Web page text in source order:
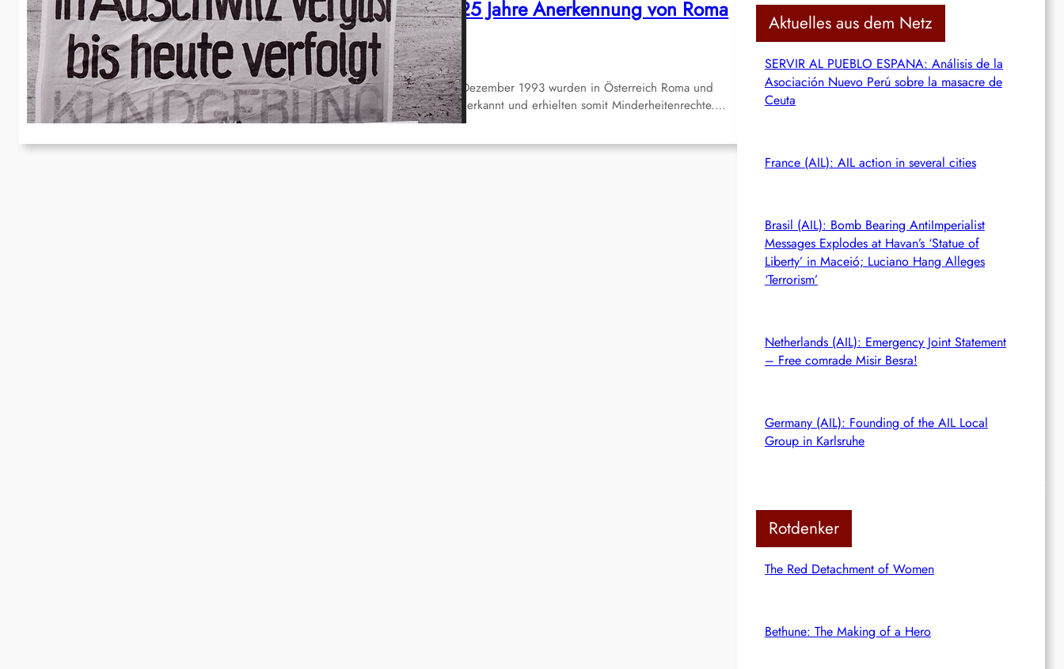
Ausnahme! – 25 Jahre Anerkennung von Roma
und Sinti
Dez. 16, 2018
Vor 25 Jahren, am 16. Dezember 1993 wurden in Österreich Roma und
Sinti als Volksgruppe anerkannt und erhielten somit Minderheitenrechte.…
c
Aktuelles aus dem Netz
SERVIR AL PUEBLO ESPANA: Análisis de la
Asociación Nuevo Perú sobre la masacre de
Ceuta
France (AIL): AIL action in several cities
Brasil (AIL): Bomb Bearing AntiImperialist
Messages Explodes at Havan’s ‘Statue of
Liberty’ in Maceió; Luciano Hang Alleges
‘Terrorism’
Netherlands (AIL): Emergency Joint Statement
– Free comrade Misir Besra!
Germany (AIL): Founding of the AIL Local
Group in Karlsruhe
Rotdenker
The Red Detachment of Women
Bethune: The Making of a Hero